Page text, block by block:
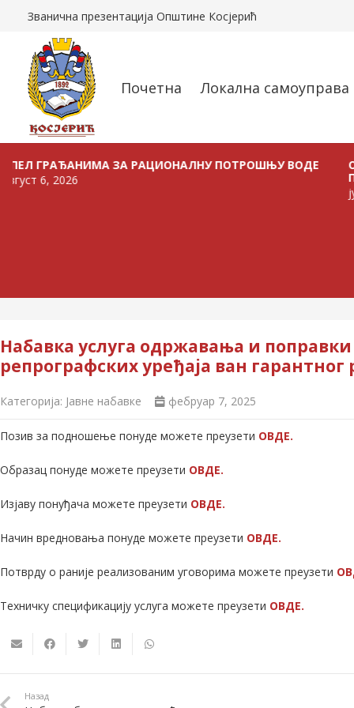
Званична презентација Општине Косјерић
Почетна Локална самоуправа
ЗА РАЦИОНАЛНУ ПОТРОШЊУ ВОДЕ
2026
ОГЛАС О
јул 24,
Набавка услуга одржавања и
репрографских уређаја ван
Категорија: Јавне набавке фебруар 7, 2025
Позив за подношење понуде можете преузети ОВДЕ.
Образац понуде можете преузети ОВДЕ.
Изјаву понуђача можете преузети ОВДЕ.
Начин вредновања понуде можете преузети ОВДЕ.
Потврду о раније реализованим уговорима можете преузети
Техничку спецификацију услуга можете преузети ОВДЕ.
Назад